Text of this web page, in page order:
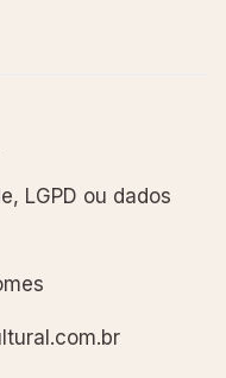
LGPD ou dados